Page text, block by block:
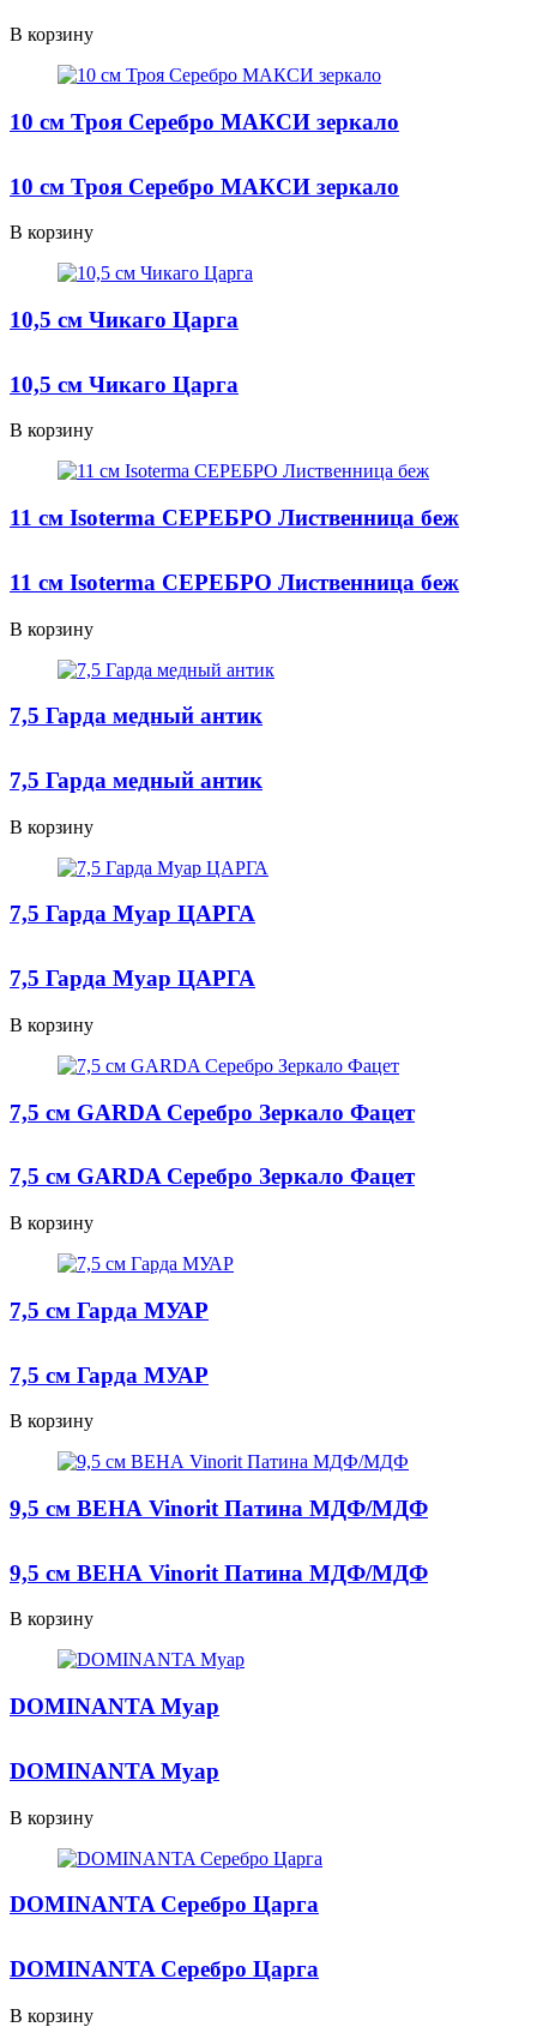
В корзину
10 см Троя Серебро МАКСИ зеркало
10 см Троя Серебро МАКСИ зеркало
В корзину
10,5 см Чикаго Царга
10,5 см Чикаго Царга
В корзину
11 см Isoterma СЕРЕБРО Лиственница беж
11 см Isoterma СЕРЕБРО Лиственница беж
В корзину
7,5 Гарда медный антик
7,5 Гарда медный антик
В корзину
7,5 Гарда Муар ЦАРГА
7,5 Гарда Муар ЦАРГА
В корзину
7,5 см GARDA Серебро Зеркало Фацет
7,5 см GARDA Серебро Зеркало Фацет
В корзину
7,5 см Гарда МУАР
7,5 см Гарда МУАР
В корзину
9,5 см ВЕНА Vinorit Патина МДФ/МДФ
9,5 см ВЕНА Vinorit Патина МДФ/МДФ
В корзину
DOMINANTA Муар
DOMINANTA Муар
В корзину
DOMINANTA Серебро Царга
DOMINANTA Серебро Царга
В корзину